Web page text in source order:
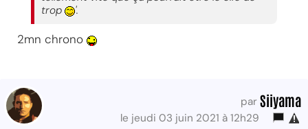
trop
'.
2mn chrono
par Siiyama
le jeudi 03 juin 2021 à 12h29